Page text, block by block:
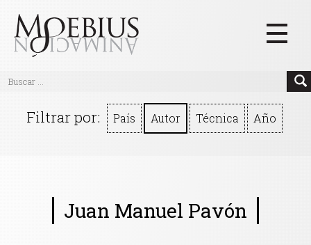
Videos
Eventos
Filtrar por: País Autor Técnica Año
Juan Manuel Pavón